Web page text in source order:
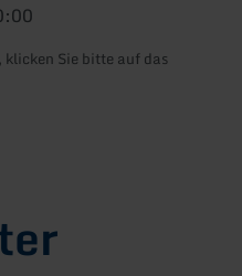
Sie bitte auf das